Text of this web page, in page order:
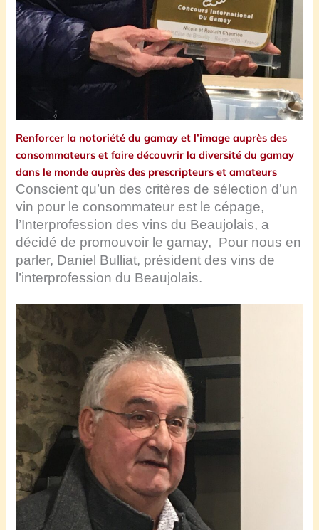
Renforcer la notoriété du gamay et l’image auprès des
consommateurs et faire découvrir la diversité du gamay
dans le monde auprès des prescripteurs et amateurs
Conscient qu’un des critères de sélection d’un
vin pour le consommateur est le cépage,
l’Interprofession des vins du Beaujolais, a
décidé de promouvoir le gamay, Pour nous en
parler, Daniel Bulliat, président des vins de
l’interprofession du Beaujolais.